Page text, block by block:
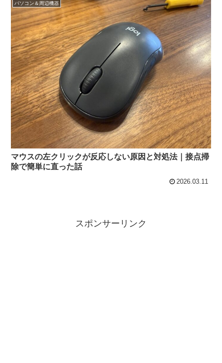
パソコン＆周辺機器
マウスの左クリックが反応しない原因と対処法｜接点掃
除で簡単に直った話
2026.03.11
スポンサーリンク